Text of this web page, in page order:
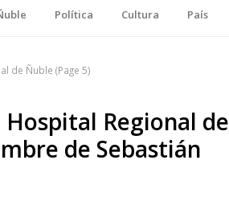
Política Cultura País
de Ñuble (Page 5)
Regional de
de Sebastián